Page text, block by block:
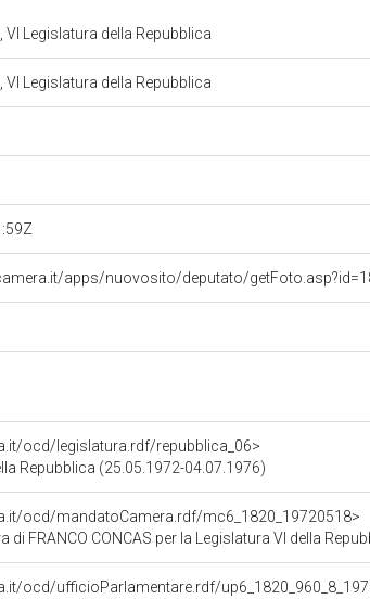
VI Legislatura della Repubblica
VI Legislatura della Repubblica
apps/nuovosito/deputato/
ocd/legislatura.rdf/repubblica_06>
Repubblica (25.05.1972-04.07.1976)
ocd/mandatoCamera.rdf/mc6_1820_19720518>
di FRANCO CONCAS per la Legislatura VI della
ocd/ufficioParlamentare.rdf/